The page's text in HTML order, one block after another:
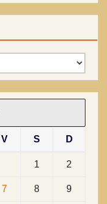
V S D
1 2
7 8 9